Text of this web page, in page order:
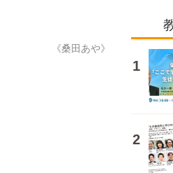
《桑田あや》